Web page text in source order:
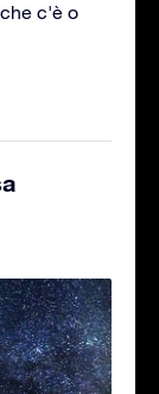
c'è o